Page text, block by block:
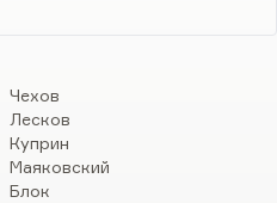
Чехов
Лесков
Куприн
Маяковский
Блок